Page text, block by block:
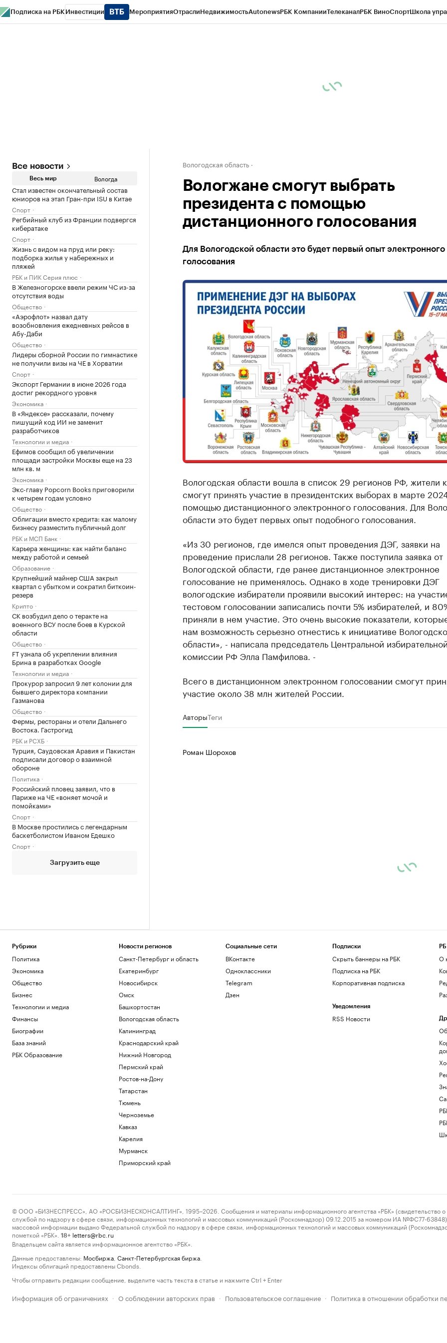
Подписка на РБК Инвестиции МероприятияОтраслиНедвижимостьAutonewsРБК КомпанииТелеканалРБК ВиноСпортШкола
Все новости
Весь мир Вологда
Стал известен окончательный состав
юниоров на этап Гран-при ISU в Китае
Спорт
Регбийный клуб из Франции подвергся
кибератаке
Спорт
Жизнь с видом на пруд или реку:
подборка жилья у набережных и
пляжей
РБК и ПИК Серия плюс
В Железногорске ввели режим ЧС из-за
отсутствия воды
Общество
«Аэрофлот» назвал дату
возобновления ежедневных рейсов в
Абу-Даби
Общество
Лидеры сборной России по гимнастике
не получили визы на ЧЕ в Хорватии
Спорт
Экспорт Германии в июне 2026 года
достиг рекордного уровня
Экономика
В «Яндексе» рассказали, почему
пишущий код ИИ не заменит
разработчиков
Технологии и медиа
Ефимов сообщил об увеличении
площади застройки Москвы еще на 23
млн кв. м
Экономика
Экс-главу Popcorn Books приговорили
к четырем годам условно
Общество
Облигации вместо кредита: как малому
бизнесу разместить публичный долг
РБК и МСП Банк
Карьера женщины: как найти баланс
между работой и семьей
Образование
Крупнейший майнер США закрыл
квартал с убытком и сократил биткоин-
резерв
Крипто
СК возбудил дело о теракте на
военного ВСУ после боев в Курской
области
Общество
FT узнала об укреплении влияния
Брина в разработках Google
Технологии и медиа
Прокурор запросил 9 лет колонии для
бывшего директора компании
Газманова
Общество
Фермы, рестораны и отели Дальнего
Востока. Гастрогид
РБК и РСХБ
Турция, Саудовская Аравия и Пакистан
подписали договор о взаимной
обороне
Политика
Российский пловец заявил, что в
Париже на ЧЕ «воняет мочой и
помойками»
Спорт
В Москве простились с легендарным
баскетболистом Иваном Едешко
Спорт
Загрузить еще
Вологодская область
Вологжане смогут выбрать
президента с помощью
дистанционного голосования
Для Вологодской области это будет первый опыт электронного
голосования
Вологодская области вошла в список 29 регионов РФ, жители
смогут принять участие в президентских выборах в марте
помощью дистанционного электронного голосования. Для
области это будет первых опыт подобного голосования.
«Из 30 регионов, где имелся опыт проведения ДЭГ, заявки на
проведение прислали 28 регионов. Также поступила заявка от
Вологодской области, где ранее дистанционное электронное
голосование не применялось. Однако в ходе тренировки ДЭГ
вологодские избиратели проявили высокий интерес: на
тестовом голосовании записались почти 5% избирателей, и
приняли в нем участие. Это очень высокие показатели,
нам возможность серьезно отнестись к инициативе
области», - написала председатель Центральной
комиссии РФ Элла Памфилова. -
Всего в дистанционном электронном голосовании смогут
участие около 38 млн жителей России.
АвторыТеги
Роман Шорохов
Рубрики
Политика
Экономика
Общество
Бизнес
Технологии и медиа
Финансы
Биографии
База знаний
РБК Образование
Новости регионов
Санкт-Петербург и область
Екатеринбург
Новосибирск
Омск
Башкортостан
Вологодская область
Калининград
Краснодарский край
Нижний Новгород
Пермский край
Ростов-на-Дону
Татарстан
Тюмень
Черноземье
Кавказ
Карелия
Мурманск
Приморский край
Социальные сети
ВКонтакте
Одноклассники
Telegram
Дзен
Подписки
Скрыть баннеры на РБК
Подписка на РБК
Корпоративная подписка
Уведомления
RSS Новости
О
© ООО «БИЗНЕСПРЕСС», АО «РОСБИЗНЕСКОНСАЛТИНГ», 1995–2026. Сообщения и материалы информационного агентства «РБК» (свидетельство о
службой по надзору в сфере связи, информационных технологий и массовых коммуникаций (Роскомнадзор) 09.12.2015 за номером ИА №ФС77-63848)
массовой информации выдано Федеральной службой по надзору в сфере связи, информационных технологий и массовых коммуникаций
пометкой «РБК».
18+ letters@rbc.ru
Владельцем сайта является информационное агентство «РБК».
Данные предоставлены: Мосбиржа Санкт-Петербургская биржа
Индексы облигаций предоставлены Cbonds.
Чтобы отправить редакции сообщение, выделите часть текста в статье и нажмите Ctrl + Enter
Информация об ограничениях · О соблюдении авторских прав · Пользовательское соглашение · Политика в отношении обработки